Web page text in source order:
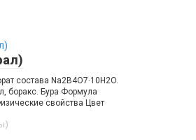
состава Na2B4O7·10H2O.
боракс. Бура Формула
свойства Цвет